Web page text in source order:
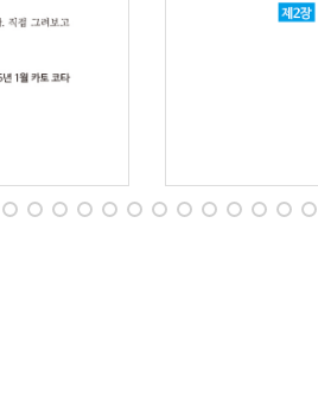
2 3 4 5 6 7 8 9 10 11 12 13 14